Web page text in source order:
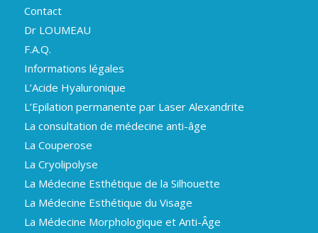
Contact
Dr LOUMEAU
F.A.Q.
Informations légales
L’Acide Hyaluronique
L’Epilation permanente par Laser Alexandrite
La consultation de médecine anti-âge
La Couperose
La Cryolipolyse
La Médecine Esthétique de la Silhouette
La Médecine Esthétique du Visage
La Médecine Morphologique et Anti-Âge